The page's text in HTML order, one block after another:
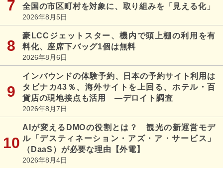
全国の市区町村を対象に、取り組みを「見える化」
2026年8月5日
豪LCCジェットスター、機内で頭上棚の利用を有
料化、座席下バッグ1個は無料
2026年8月6日
インバウンドの体験予約、日本の予約サイト利用は
タビナカ43％、海外サイトを上回る、ホテル・百
貨店の現地接点も活用 ―デロイト調査
2026年8月7日
AIが変えるDMOの役割とは？ 観光の新運営モデ
ル「デスティネーション・アズ・ア・サービス」
（DaaS）が必要な理由【外電】
2026年8月4日